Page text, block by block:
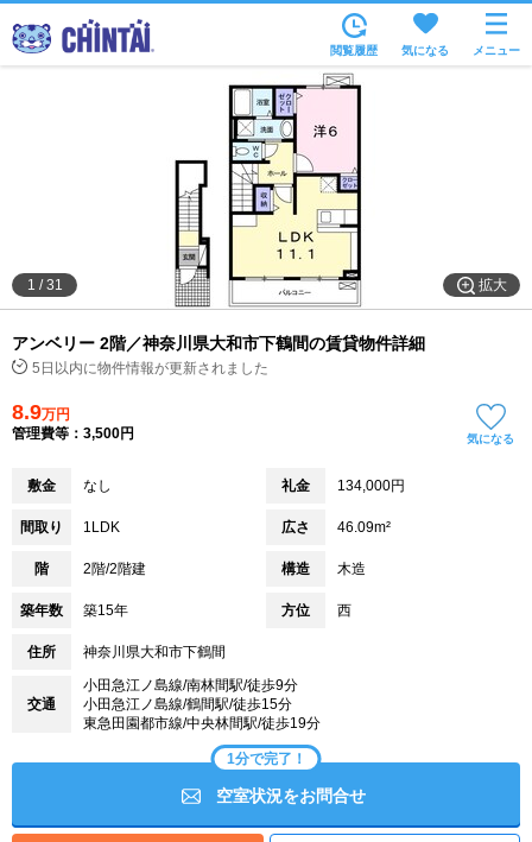
沿線・駅から
住所から
家賃相場から
通勤通学時間から
物件特集から
不動産会社から
TOP
閲覧履歴 気になる メニュー
拡大
1 /31
アンベリー 2階／神奈川県大和市下鶴間の賃貸物件詳細
5日以内に物件情報が更新されました
8.9万円
管理費等：3,500円
気になる
敷金 なし 礼金 134,000円
間取り 1LDK 広さ 46.09m²
階 2階/2階建 構造 木造
築年数 築15年 方位 西
住所 神奈川県大和市下鶴間
交通
小田急江ノ島線/南林間駅/徒歩9分
小田急江ノ島線/鶴間駅/徒歩15分
東急田園都市線/中央林間駅/徒歩19分
1分で完了！
空室状況をお問合せ